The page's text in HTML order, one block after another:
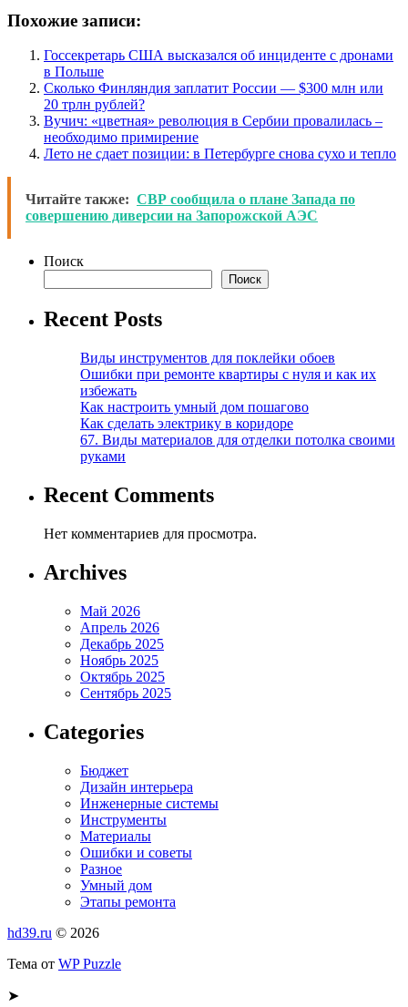
Похожие записи:
Госсекретарь США высказался об инциденте с дронами
в Польше
Сколько Финляндия заплатит России — $300 млн или
20 трлн рублей?
Вучич: «цветная» революция в Сербии провалилась –
необходимо примирение
Лето не сдает позиции: в Петербурге снова сухо и тепло
Читайте также: СВР сообщила о плане Запада по
совершению диверсии на Запорожской АЭС
Поиск
Поиск
Recent Posts
Виды инструментов для поклейки обоев
Ошибки при ремонте квартиры с нуля и как их
избежать
Как настроить умный дом пошагово
Как сделать электрику в коридоре
67. Виды материалов для отделки потолка своими
руками
Recent Comments
Нет комментариев для просмотра.
Archives
Май 2026
Апрель 2026
Декабрь 2025
Ноябрь 2025
Октябрь 2025
Сентябрь 2025
Categories
Бюджет
Дизайн интерьера
Инженерные системы
Инструменты
Материалы
Ошибки и советы
Разное
Умный дом
Этапы ремонта
hd39.ru © 2026
Тема от WP Puzzle
➤